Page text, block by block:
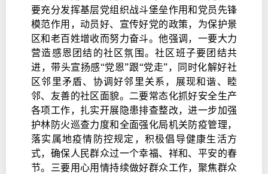
要充分发挥基层党组织战斗堡垒作用和党员先锋
模范作用，动员好、宣传好党的政策，为保护景
区和老百姓增收而努力奋斗。他强调，一要大力
营造感恩团结的社区氛围。社区班子要团结共
进，带头宣扬感“党恩”跟“党走”，同时化解好社
区邻里矛盾、协调好邻里关系，展现和谐、睦
邻、友善的社区面貌。二要常态化抓好安全生产
各项工作，扎实开展隐患排查整改，进一步加强
护林防火巡查力度和全面强化局机关防疫管理，
落实属地疫情防控规定，积极倡导健康生活方
式，确保人民群众过一个幸福、祥和、平安的春
节。三要用心用情持续做好群众工作，聚焦群众